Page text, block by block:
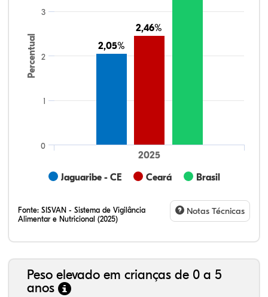
Percentual 2,05%
2,05%
2,46%
2,46%
Jaguaribe - CE Ceará Brasil
2025
0
1
2
3
Fonte: SISVAN - Sistema de Vigilância
Alimentar e Nutricional (2025)
Notas Técnicas
Peso elevado em crianças de 0 a 5
anos